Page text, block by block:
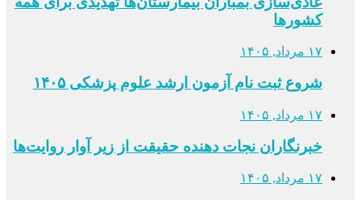
کشورها
۱۷ مرداد, ۱۴۰۵
شروع ثبت نام آزمون ارشد علوم پزشکی ۱۴۰۵
۱۷ مرداد, ۱۴۰۵
خبرنگاران نجات دهنده حقیقت از زیر آوار روایت‌ها
۱۷ مرداد, ۱۴۰۵